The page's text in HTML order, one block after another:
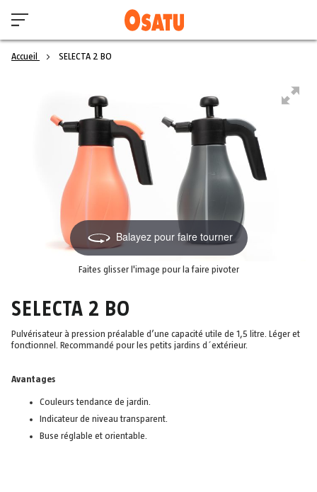
Accueil SELECTA 2 BO
Balayez pour faire tourner
Faites glisser l'image pour la faire pivoter
SELECTA 2 BO
Pulvérisateur à pression préalable d’une capacité utile de 1,5 litre. Léger et
fonctionnel. Recommandé pour les petits jardins d´extérieur.
Avantages
Couleurs tendance de jardin.
Indicateur de niveau transparent.
Buse réglable et orientable.